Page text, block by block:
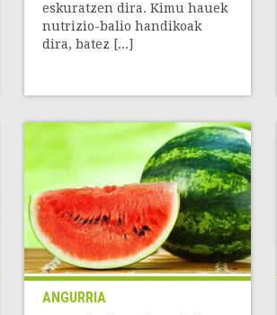
eskuratzen dira. Kimu hauek
nutrizio-balio handikoak
dira, batez [...]
ANGURRIA